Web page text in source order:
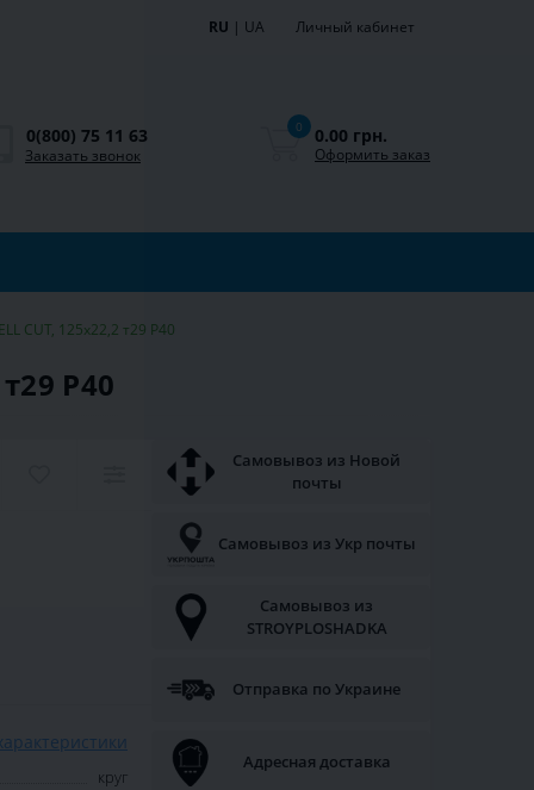
RU | UA Личный кабинет
0(800) 75 11 63
Заказать звонок
0 0.00 грн.
Оформить заказ
CUT, 125х22,2 т29 Р40
Р40
круг
Самовывоз из Новой
почты
Самовывоз из Укр почты
Самовывоз из
STROYPLOSHADKA
Отправка по Украине
Адресная доставка